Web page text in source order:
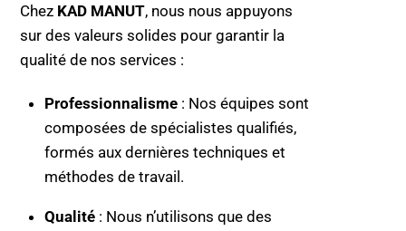
Chez KAD MANUT, nous nous appuyons
sur des valeurs solides pour garantir la
qualité de nos services :
Professionnalisme : Nos équipes sont
composées de spécialistes qualifiés,
formés aux dernières techniques et
méthodes de travail.
Qualité : Nous n’utilisons que des